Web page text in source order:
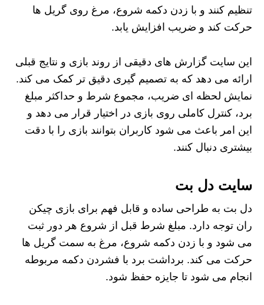
تنظیم کنند و با زدن دکمه شروع، مرغ روی گریل ها
حرکت کند و ضریب افزایش یابد.
این سایت گزارش های دقیقی از روند بازی و نتایج قبلی
ارائه می دهد که به تصمیم گیری دقیق تر کمک می کند.
نمایش لحظه ای ضریب، مجموع شرط و حداکثر مبلغ
برد، کنترل کاملی روی بازی در اختیار قرار می دهد و
این امر باعث می شود کاربران بتوانند بازی را با دقت
بیشتری دنبال کنند.
سایت دل بت
دل بت به طراحی ساده و قابل فهم برای بازی چیکن
ران توجه دارد. مبلغ شرط قبل از شروع هر دور ثبت
می شود و با زدن دکمه شروع، مرغ به سمت گریل ها
حرکت می کند. برداشت برد با فشردن دکمه مربوطه
انجام می شود تا جایزه حفظ شود.